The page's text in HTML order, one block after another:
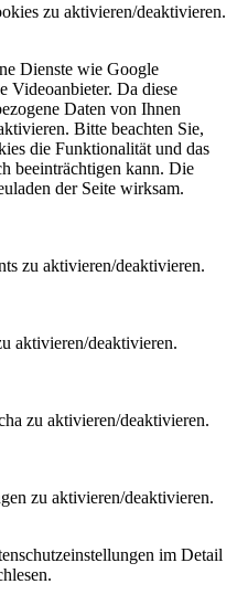
zu aktivieren/deaktivieren.
Dienste wie Google
Videoanbieter. Da diese
Daten von Ihnen
Bitte beachten Sie,
die Funktionalität und das
beeinträchtigen kann. Die
der Seite wirksam.
zu aktivieren/deaktivieren.
aktivieren/deaktivieren.
zu aktivieren/deaktivieren.
zu aktivieren/deaktivieren.
im Detail